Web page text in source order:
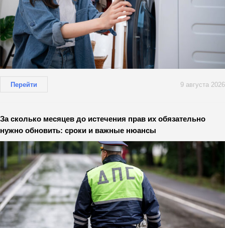
Перейти 9 августа 2026
За сколько месяцев до истечения прав их обязательно
нужно обновить: сроки и важные нюансы